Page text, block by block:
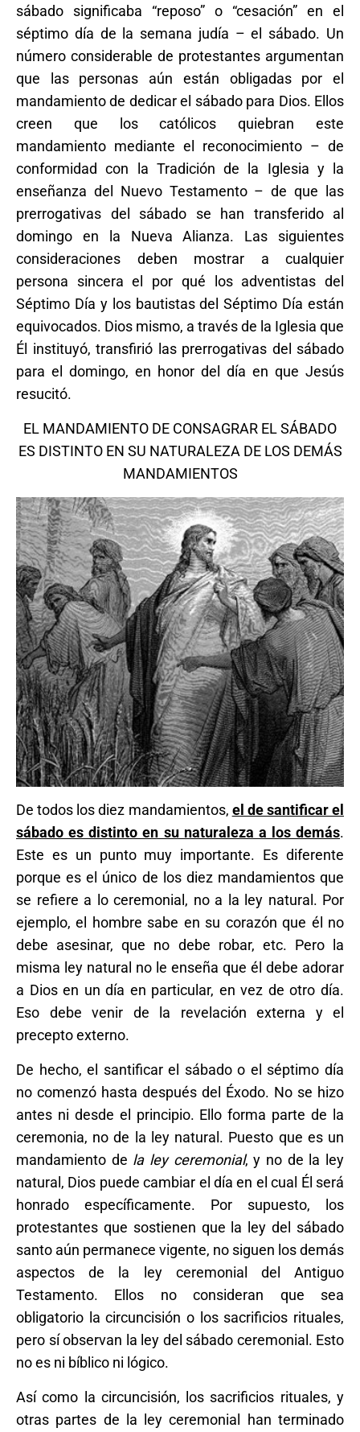
sábado significaba “reposo” o “cesación” en el
séptimo día de la semana judía – el sábado. Un
número considerable de protestantes argumentan
que las personas aún están obligadas por el
mandamiento de dedicar el sábado para Dios. Ellos
creen que los católicos quiebran este
mandamiento mediante el reconocimiento – de
conformidad con la Tradición de la Iglesia y la
enseñanza del Nuevo Testamento – de que las
prerrogativas del sábado se han transferido al
domingo en la Nueva Alianza. Las siguientes
consideraciones deben mostrar a cualquier
persona sincera el por qué los adventistas del
Séptimo Día y los bautistas del Séptimo Día están
equivocados. Dios mismo, a través de la Iglesia que
Él instituyó, transfirió las prerrogativas del sábado
para el domingo, en honor del día en que Jesús
resucitó.
EL MANDAMIENTO DE CONSAGRAR EL SÁBADO
ES DISTINTO EN SU NATURALEZA DE LOS DEMÁS
MANDAMIENTOS
De todos los diez mandamientos, el de santificar el
sábado es distinto en su naturaleza a los demás.
Este es un punto muy importante. Es diferente
porque es el único de los diez mandamientos que
se refiere a lo ceremonial, no a la ley natural. Por
ejemplo, el hombre sabe en su corazón que él no
debe asesinar, que no debe robar, etc. Pero la
misma ley natural no le enseña que él debe adorar
a Dios en un día en particular, en vez de otro día.
Eso debe venir de la revelación externa y el
precepto externo.
De hecho, el santificar el sábado o el séptimo día
no comenzó hasta después del Éxodo. No se hizo
antes ni desde el principio. Ello forma parte de la
ceremonia, no de la ley natural. Puesto que es un
mandamiento de la ley ceremonial, y no de la ley
natural, Dios puede cambiar el día en el cual Él será
honrado específicamente. Por supuesto, los
protestantes que sostienen que la ley del sábado
santo aún permanece vigente, no siguen los demás
aspectos de la ley ceremonial del Antiguo
Testamento. Ellos no consideran que sea
obligatorio la circuncisión o los sacrificios rituales,
pero sí observan la ley del sábado ceremonial. Esto
no es ni bíblico ni lógico.
Así como la circuncisión, los sacrificios rituales, y
otras partes de la ley ceremonial han terminado